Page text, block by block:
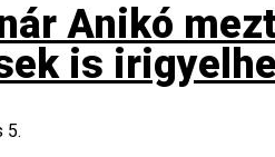
Anikó
is
5.